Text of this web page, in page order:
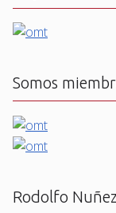
Somos
Rodolfo